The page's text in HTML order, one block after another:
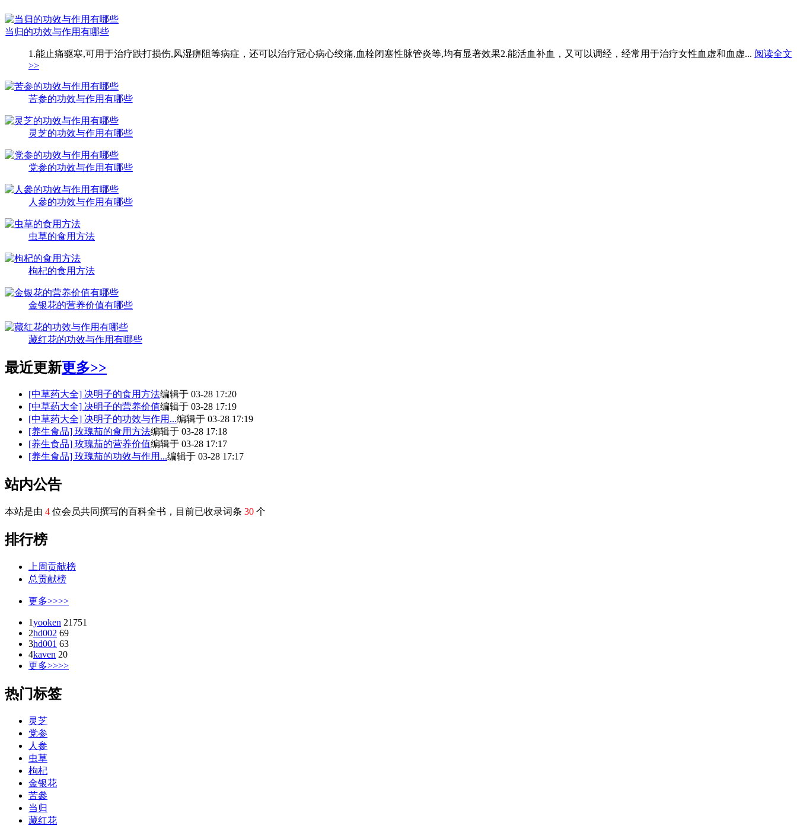
当归的功效与作用有哪些
1.能止痛驱寒,可用于治疗跌打损伤,风湿痹阻等病症，还可以治疗冠心病心绞痛,血栓闭塞性脉管炎等,均有显著效果2.能活血补血，又可以调经，经常用于治疗女性血虚和血虚... 阅读全文
>>
苦参的功效与作用有哪些
灵芝的功效与作用有哪些
党参的功效与作用有哪些
人參的功效与作用有哪些
虫草的食用方法
枸杞的食用方法
金银花的营养价值有哪些
藏红花的功效与作用有哪些
最近更新更多>>
[中草药大全] 决明子的食用方法编辑于 03-28 17:20
[中草药大全] 决明子的营养价值编辑于 03-28 17:19
[中草药大全] 决明子的功效与作用...编辑于 03-28 17:19
[养生食品] 玫瑰茄的食用方法编辑于 03-28 17:18
[养生食品] 玫瑰茄的营养价值编辑于 03-28 17:17
[养生食品] 玫瑰茄的功效与作用...编辑于 03-28 17:17
站内公告
本站是由 4 位会员共同撰写的百科全书，目前已收录词条 30 个
排行榜
上周贡献榜
总贡献榜
更多>>>>
1yooken 21751
2hd002 69
3hd001 63
4kaven 20
更多>>>>
热门标签
灵芝
党参
人参
虫草
枸杞
金银花
苦參
当归
藏红花